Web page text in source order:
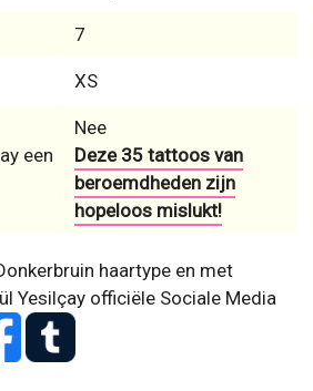
7
XS
een
Nee
Deze 35 tattoos van
beroemdheden zijn
hopeloos mislukt!
haartype en met
Yesilçay officiële Sociale Media